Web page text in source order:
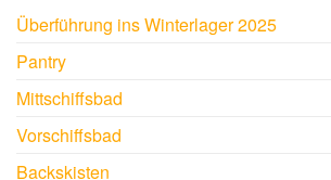
Überführung ins Winterlager 2025
Pantry
Mittschiffsbad
Vorschiffsbad
Backskisten